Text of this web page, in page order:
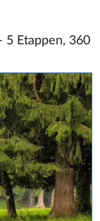
5 Etappen, 360